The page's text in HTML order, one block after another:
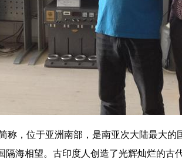
称，位于亚洲南部，是南亚次大陆最大
海相望。古印度人创造了光辉灿烂的